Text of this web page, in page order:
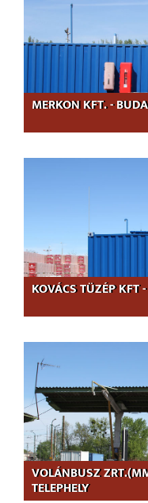
MERKON KFT. -
KOVÁCS TÜZÉP KFT
VOLÁNBUSZ
TELEPHELY